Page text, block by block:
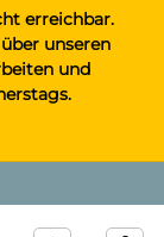
erreichbar.
unseren
und